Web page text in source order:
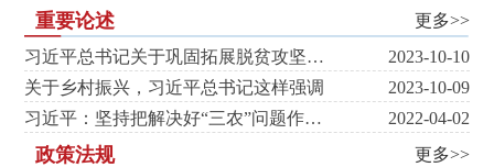
重要论述
更多>>
习近平总书记关于巩固拓展脱贫攻坚成果同乡村振兴有效衔接的重要论述摘编
2023-10-10
关于乡村振兴，习近平总书记这样强调
2023-10-09
习近平：坚持把解决好“三农”问题作为全党工作重中之重 举全党全社会之力推动乡村振兴
2022-04-02
政策法规
更多>>